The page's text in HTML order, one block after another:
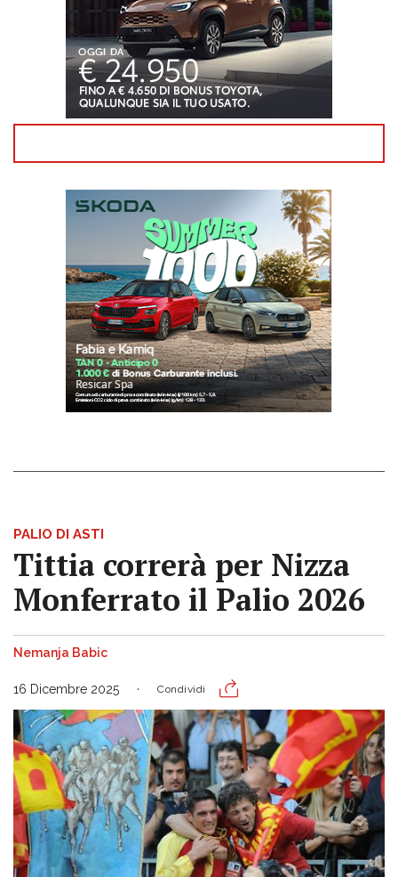
PALIO DI ASTI
Tittia correrà per Nizza
Monferrato il Palio 2026
Nemanja Babic
16 Dicembre 2025 Condividi